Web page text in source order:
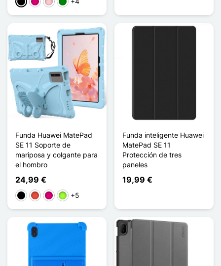
NegroMagenta
RosaVerde
Funda Huawei MatePad
SE 11 Soporte de
mariposa y colgante para
el hombro
24,99 €
NegroRojoMagentaVerde manzana
+5
Funda inteligente Huawei
MatePad SE 11
Protección de tres
paneles
19,99 €